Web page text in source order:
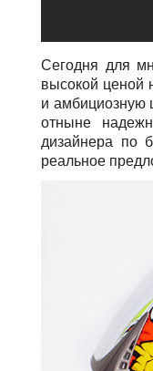
Сегодня для
высокой ценой
и амбициозную
отныне
дизайнера по
реальное